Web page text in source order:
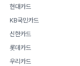
현대카드
KB국민카드
신한카드
롯데카드
우리카드